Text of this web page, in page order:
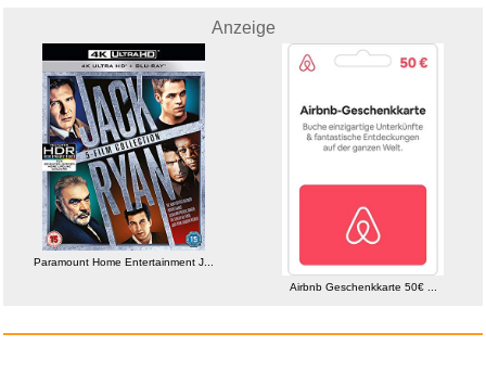
The Four Symphonies...
Anzeige
Anzeige
Paramount Home Entertainment J...
Airbnb Geschenkkarte 50€ ...